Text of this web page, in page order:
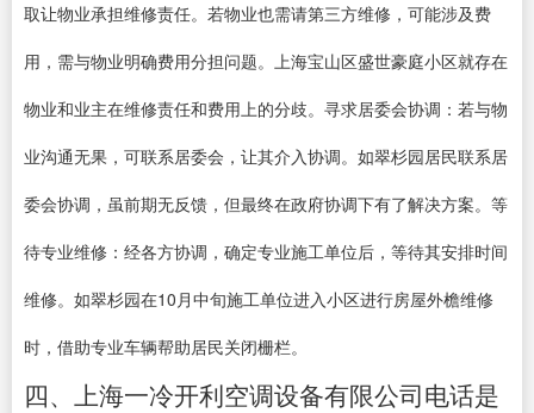
取让物业承担维修责任。若物业也需请第三方维修，可能涉及费
用，需与物业明确费用分担问题。上海宝山区盛世豪庭小区就存在
物业和业主在维修责任和费用上的分歧。寻求居委会协调：若与物
业沟通无果，可联系居委会，让其介入协调。如翠杉园居民联系居
委会协调，虽前期无反馈，但最终在政府协调下有了解决方案。等
待专业维修：经各方协调，确定专业施工单位后，等待其安排时间
维修。如翠杉园在10月中旬施工单位进入小区进行房屋外檐维修
时，借助专业车辆帮助居民关闭栅栏。
四、上海一冷开利空调设备有限公司电话是